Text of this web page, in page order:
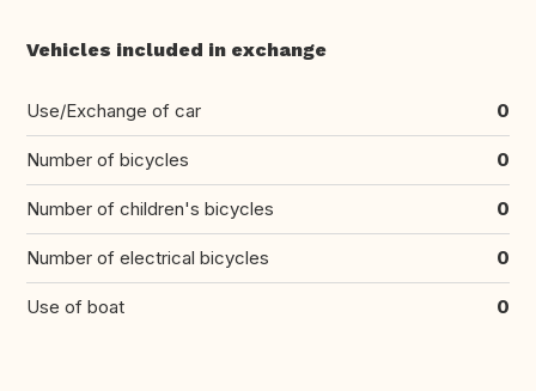
Vehicles included in exchange
Use/Exchange of car 0
Number of bicycles 0
Number of children's bicycles 0
Number of electrical bicycles 0
Use of boat 0